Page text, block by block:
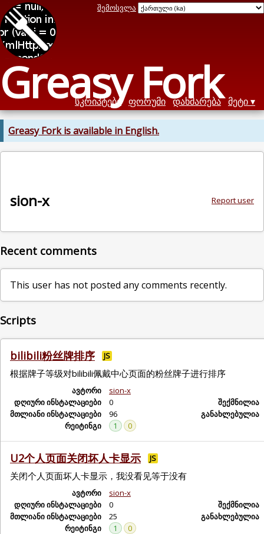
Greasy Fork
შემოსვლა
სკრიპტები ფორუმი დახმარება მეტი
Greasy Fork is available in English.
Report user
sion-x
Recent comments
This user has not posted any comments recently.
Scripts
bilibili粉丝牌排序 JS
根据牌子等级对bilibili佩戴中心页面的粉丝牌子进行排序
ავტორი
sion-x
დღიური ინსტალაციები
0
მთლიანი ინსტალაციები
96
რეიტინგი
1 0
შექმნილია
განახლებულია
U2个人页面关闭坏人卡显示 JS
关闭个人页面坏人卡显示，我没看见等于没有
ავტორი
sion-x
დღიური ინსტალაციები
0
მთლიანი ინსტალაციები
25
რეიტინგი
1 0
შექმნილია
განახლებულია